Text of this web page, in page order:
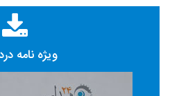
ویژه نامه